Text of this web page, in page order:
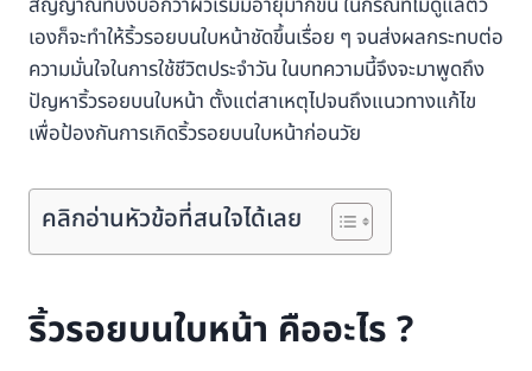
เองก็จะทำให้ริ้วรอยบนใบหน้าชัดขึ้นเรื่อย ๆ จนส่งผลกระทบต่อ
ความมั่นใจในการใช้ชีวิตประจำวัน ในบทความนี้จึงจะมาพูดถึง
ปัญหาริ้วรอยบนใบหน้า ตั้งแต่สาเหตุไปจนถึงแนวทางแก้ไข
เพื่อป้องกันการเกิดริ้วรอยบนใบหน้าก่อนวัย
คลิกอ่านหัวข้อที่สนใจได้เลย
ริ้วรอยบนใบหน้า คืออะไร ?